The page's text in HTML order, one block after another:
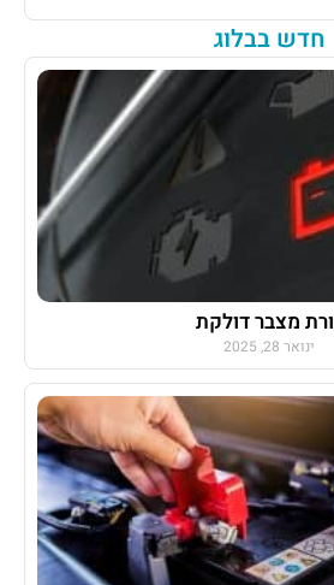
חדש בבלוג
מצבר דולקת
ינואר 28, 2025